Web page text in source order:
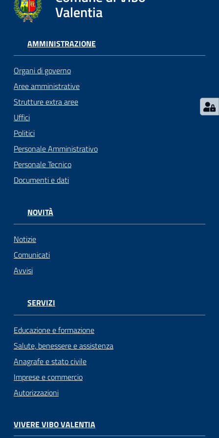
argomenti...
Seguici
su
Valentia
AMMINISTRAZIONE
Organi di governo
Aree amministrative
Strutture extra aree
Uffici
Politici
Personale Amministrativo
Personale Tecnico
Documenti e dati
NOVITÀ
Notizie
Comunicati
Avvisi
SERVIZI
Educazione e formazione
Salute, benessere e assistenza
Anagrafe e stato civile
Imprese e commercio
Autorizzazioni
VIVERE VIBO VALENTIA